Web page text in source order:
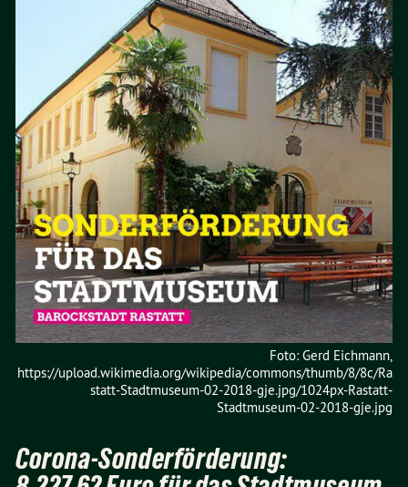
Foto: Gerd Eichmann,
https://upload.wikimedia.org/wikipedia/commons/thumb/8/8c/Ra
statt-Stadtmuseum-02-2018-gje.jpg/1024px-Rastatt-
Stadtmuseum-02-2018-gje.jpg
Corona-Sonderförderung: